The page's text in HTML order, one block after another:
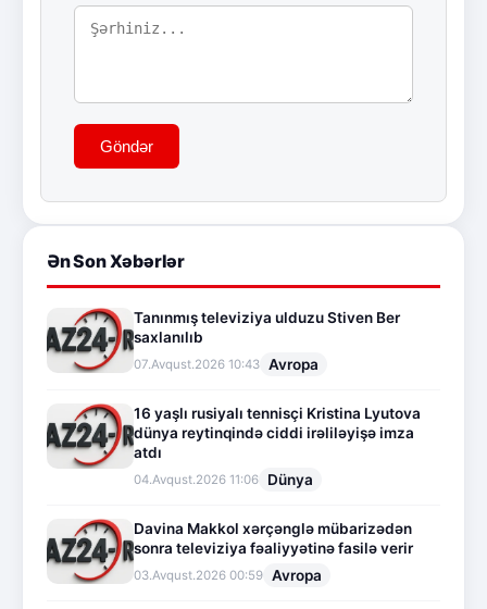
Göndər
Ən Son Xəbərlər
Tanınmış televiziya ulduzu Stiven Ber
saxlanılıb
07.Avqust.2026 10:43 Avropa
16 yaşlı rusiyalı tennisçi Kristina Lyutova
dünya reytinqində ciddi irəliləyişə imza
atdı
04.Avqust.2026 11:06 Dünya
Davina Makkol xərçənglə mübarizədən
sonra televiziya fəaliyyətinə fasilə verir
03.Avqust.2026 00:59 Avropa